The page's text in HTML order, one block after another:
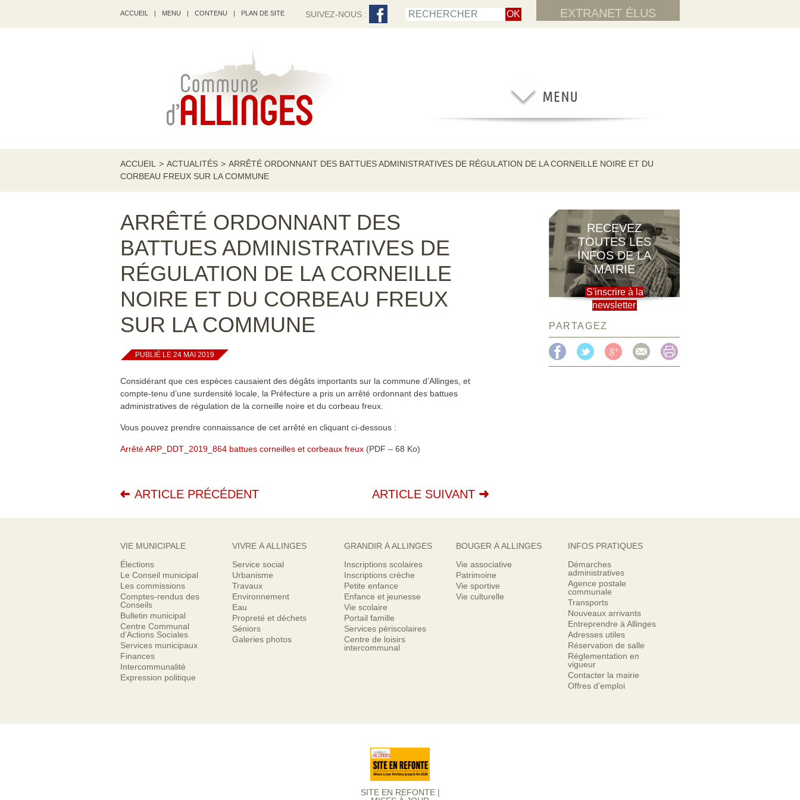
ACCUEIL | MENU | CONTENU | PLAN DE SITE EXTRANET ÉLUS
SUIVEZ-NOUS :
ACCUEIL > ACTUALITÉS > ARRÊTÉ ORDONNANT DES BATTUES ADMINISTRATIVES DE RÉGULATION DE LA CORNEILLE NOIRE ET DU
CORBEAU FREUX SUR LA COMMUNE
ARRÊTÉ ORDONNANT DES
BATTUES ADMINISTRATIVES DE
RÉGULATION DE LA CORNEILLE
NOIRE ET DU CORBEAU FREUX
SUR LA COMMUNE
PUBLIÉ LE 24 MAI 2019
Considérant que ces espèces causaient des dégâts importants sur la commune d’Allinges, et
compte-tenu d’une surdensité locale, la Préfecture a pris un arrêté ordonnant des battues
administratives de régulation de la corneille noire et du corbeau freux.
Vous pouvez prendre connaissance de cet arrêté en cliquant ci-dessous :
Arrêté ARP_DDT_2019_864 battues corneilles et corbeaux freux (PDF – 68 Ko)
ARTICLE PRÉCÉDENT ARTICLE SUIVANT
RECEVEZ
TOUTES LES
INFOS DE LA
MAIRIE
S'inscrire à la
newsletter
PARTAGEZ
VIE MUNICIPALE
Élections
Le Conseil municipal
Les commissions
Comptes-rendus des
Conseils
Bulletin municipal
Centre Communal
d’Actions Sociales
Services municipaux
Finances
Intercommunalité
Expression politique
VIVRE À ALLINGES
Service social
Urbanisme
Travaux
Environnement
Eau
Propreté et déchets
Séniors
Galeries photos
GRANDIR À ALLINGES
Inscriptions scolaires
Inscriptions crèche
Petite enfance
Enfance et jeunesse
Vie scolaire
Portail famille
Services périscolaires
Centre de loisirs
intercommunal
BOUGER À ALLINGES
Vie associative
Patrimoine
Vie sportive
Vie culturelle
INFOS PRATIQUES
Démarches
administratives
Agence postale
communale
Transports
Nouveaux arrivants
Entreprendre à Allinges
Adresses utiles
Réservation de salle
Réglementation en
vigueur
Contacter la mairie
Offres d’emploi
SITE EN REFONTE |